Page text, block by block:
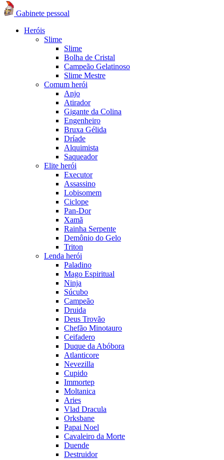
Gabinete pessoal
Heróis
Slime
Slime
Bolha de Cristal
Campeão Gelatinoso
Slime Mestre
Comum herói
Anjo
Atirador
Gigante da Colina
Engenheiro
Bruxa Gélida
Dríade
Alquimista
Saqueador
Elite herói
Executor
Assassino
Lobisomem
Ciclope
Pan-Dor
Xamã
Rainha Serpente
Demônio do Gelo
Triton
Lenda herói
Paladino
Mago Espiritual
Ninja
Súcubo
Campeão
Druida
Deus Trovão
Chefão Minotauro
Ceifadero
Duque da Abóbora
Atlanticore
Nevezilla
Cupido
Immortep
Moltanica
Aries
Vlad Dracula
Orksbane
Papai Noel
Cavaleiro da Morte
Duende
Destruidor